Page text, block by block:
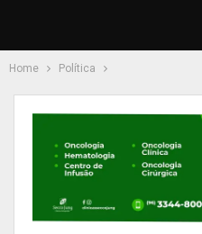
Home Política